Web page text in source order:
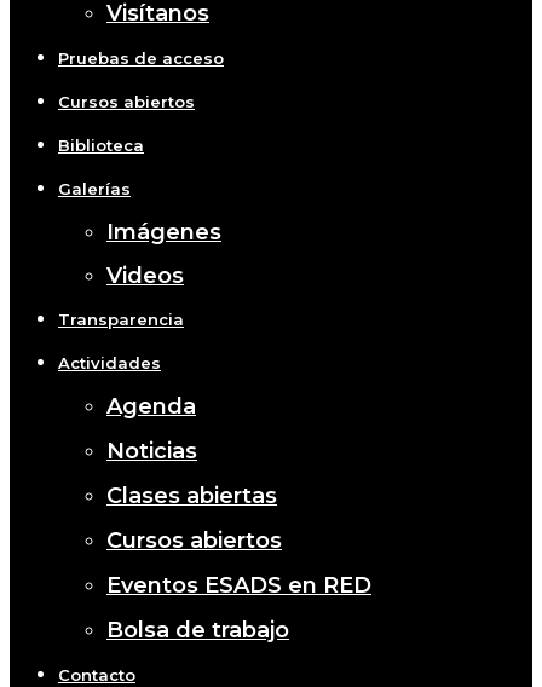
Visítanos
Pruebas de acceso
Cursos abiertos
Biblioteca
Galerías
Imágenes
Videos
Transparencia
Actividades
Agenda
Noticias
Clases abiertas
Cursos abiertos
Eventos ESADS en RED
Bolsa de trabajo
Contacto